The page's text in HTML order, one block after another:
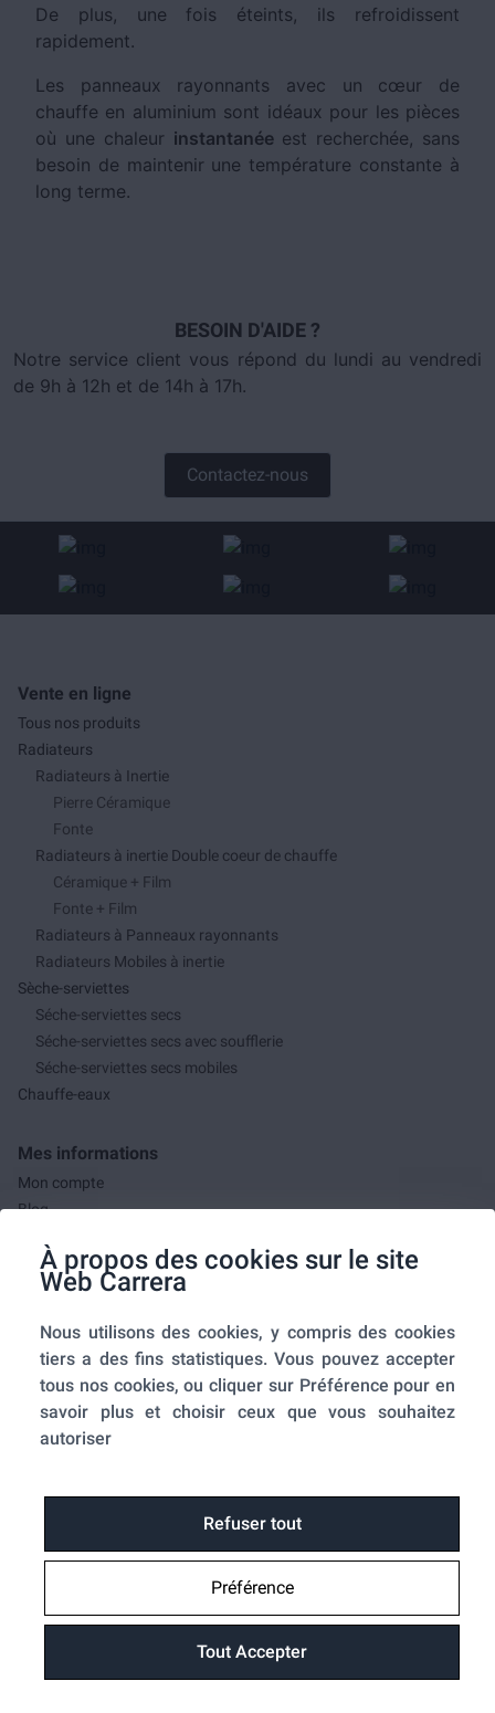
À propos des cookies sur le site
Web Carrera
Nous utilisons des cookies, y compris des cookies
tiers a des fins statistiques. Vous pouvez accepter
tous nos cookies, ou cliquer sur Préférence pour en
savoir plus et choisir ceux que vous souhaitez
autoriser
Refuser tout
Préférence
Tout Accepter
De plus, une fois éteints, ils refroidissent
rapidement.
Les panneaux rayonnants avec un cœur de
chauffe en aluminium sont idéaux pour les pièces
où une chaleur instantanéeest recherchée, sans
besoin de maintenir une température constante à
long terme.
BESOIN D'AIDE ?
Notre service client vous répond du lundi au vendredi
de 9h à 12h et de 14h à 17h.
Contactez-nous
Vente en ligne
Tous nos produits
Radiateurs
Radiateurs à Inertie
Pierre Céramique
Fonte
Radiateurs à inertie Double coeur de chauffe
Céramique + Film
Fonte + Film
Radiateurs à Panneaux rayonnants
Radiateurs Mobiles à inertie
Sèche-serviettes
Séche-serviettes secs
Séche-serviettes secs avec soufflerie
Séche-serviettes secs mobiles
Chauffe-eaux
Mes informations
Mon compte
Blog
Mes commandes
A propos de nous
A propos
Mentions légales
Conditions générales de ventes
Utilisation des cookies